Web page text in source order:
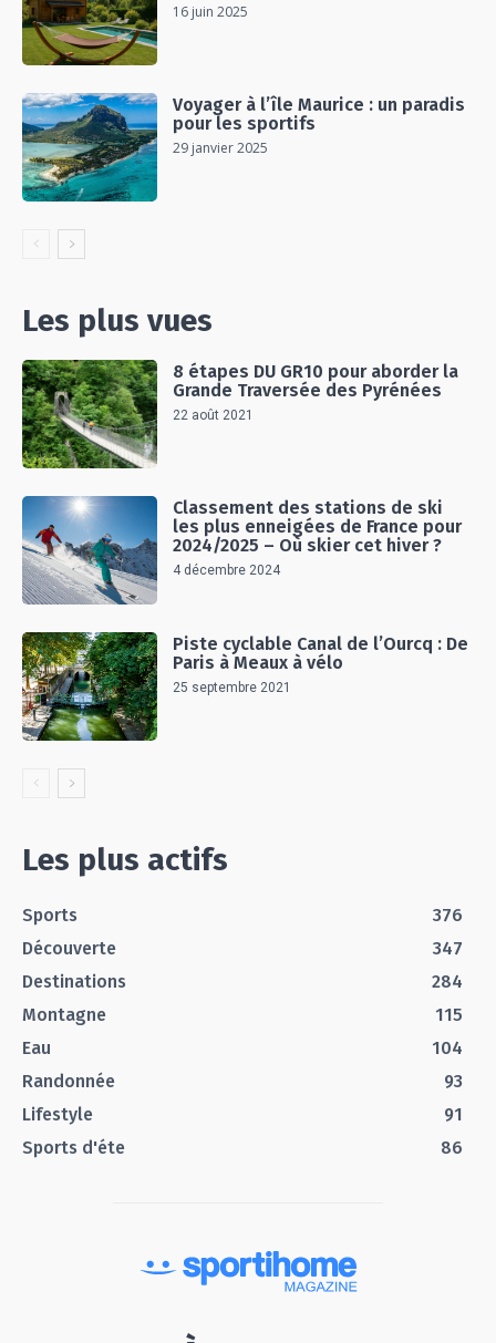
16 juin 2025
Voyager à l’île Maurice : un paradis
pour les sportifs
29 janvier 2025
Les plus vues
8 étapes DU GR10 pour aborder la
Grande Traversée des Pyrénées
22 août 2021
Classement des stations de ski
les plus enneigées de France pour
2024/2025 – Où skier cet hiver ?
4 décembre 2024
Piste cyclable Canal de l’Ourcq : De
Paris à Meaux à vélo
25 septembre 2021
Les plus actifs
Sports
376
Découverte
347
Destinations
284
Montagne
115
Eau
104
Randonnée
93
Lifestyle
91
Sports d'éte
86